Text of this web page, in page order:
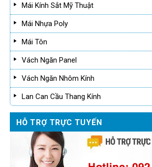
Mái Kính Sắt Mỹ Thuật
Mái Nhựa Poly
Mái Tôn
Vách Ngăn Panel
Vách Ngăn Nhôm Kính
Lan Can Cầu Thang Kính
HỖ TRỢ TRỰC TUYẾN